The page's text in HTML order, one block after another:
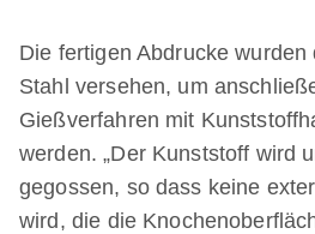
Die fertigen Abdrucke
Stahl versehen, um
Gießverfahren mit
werden. „Der Kunststoff wird
gegossen, so dass keine
wird, die die